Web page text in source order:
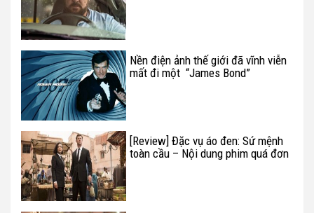
Nền điện ảnh thế giới đã vĩnh viễn
mất đi một “James Bond”
[Review] Đặc vụ áo đen: Sứ mệnh
toàn cầu – Nội dung phim quá đơn